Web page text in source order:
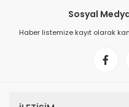
Sosyal
Haber listemize kayıt olarak